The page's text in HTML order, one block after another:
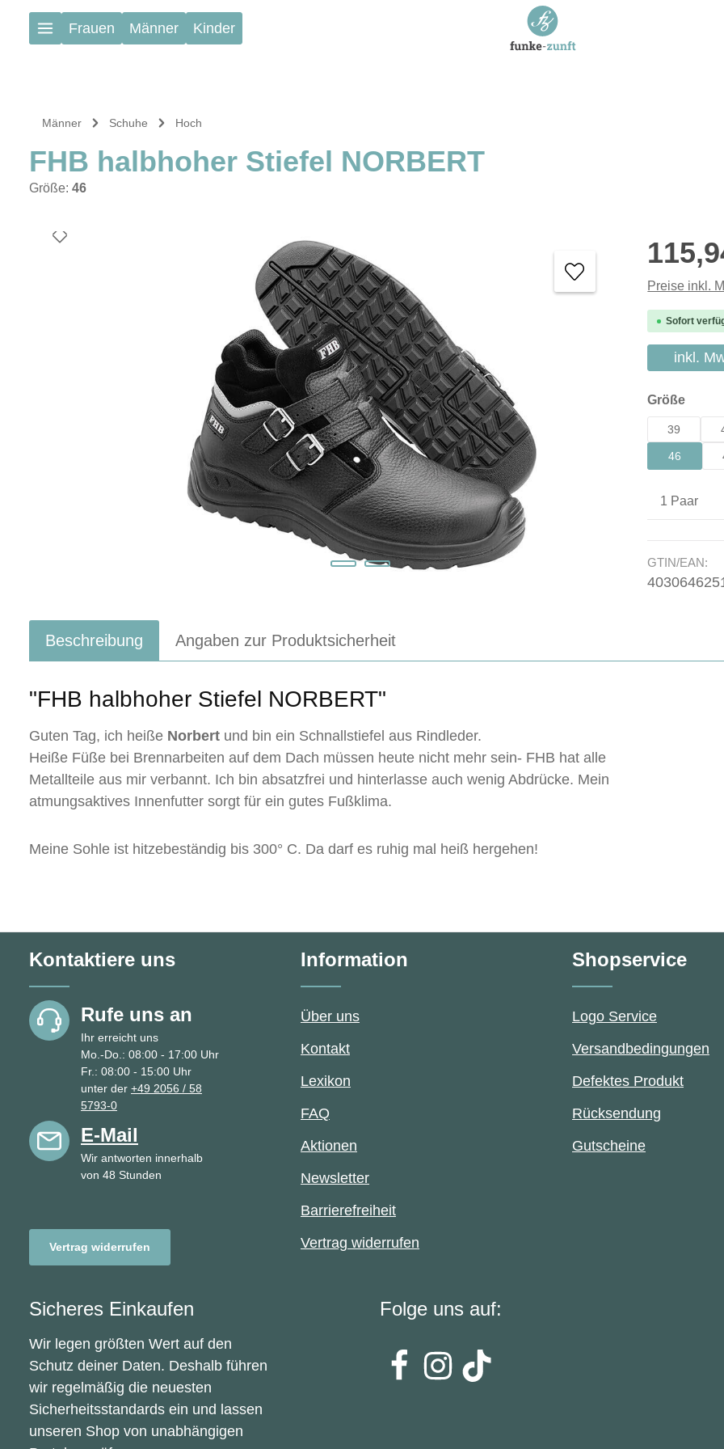
Zum Hauptinhalt springen
Frauen Männer Kinder
Männer Schuhe Hoch
FHB halbhoher Stiefel NORBERT
Größe: 46
Regulärer
Preise inkl.
Sofort
inkl.
Größe
39
46
Produkt
GTIN/EAN:
Beschreibung Angaben zur Produktsicherheit
"FHB halbhoher Stiefel NORBERT"
Guten Tag, ich heiße Norbert und bin ein Schnallstiefel aus Rindleder.
Heiße Füße bei Brennarbeiten auf dem Dach müssen heute nicht mehr sein- FHB hat alle
Metallteile aus mir verbannt. Ich bin absatzfrei und hinterlasse auch wenig Abdrücke. Mein
atmungsaktives Innenfutter sorgt für ein gutes Fußklima.
Meine Sohle ist hitzebeständig bis 300° C. Da darf es ruhig mal heiß hergehen!
Kontaktiere uns
Rufe uns an
Ihr erreicht uns
Mo.-Do.: 08:00 - 17:00 Uhr
Fr.: 08:00 - 15:00 Uhr
unter der +49 2056 / 58
5793-0
E-Mail
Wir antworten innerhalb
von 48 Stunden
Vertrag widerrufen
Information
Über uns
Kontakt
Lexikon
FAQ
Aktionen
Newsletter
Barrierefreiheit
Vertrag widerrufen
Shopservice
Logo Service
Versandbedingungen
Defektes Produkt
Rücksendung
Gutscheine
Sicheres Einkaufen
Wir legen größten Wert auf den
Schutz deiner Daten. Deshalb führen
wir regelmäßig die neuesten
Sicherheitsstandards ein und lassen
unseren Shop von unabhängigen
Folge uns auf: